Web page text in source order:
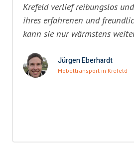
Krefeld verlief reibungslos
ihres erfahrenen und
kann sie nur wärmstens
Jürgen Eberhardt
Möbeltransport in Krefeld